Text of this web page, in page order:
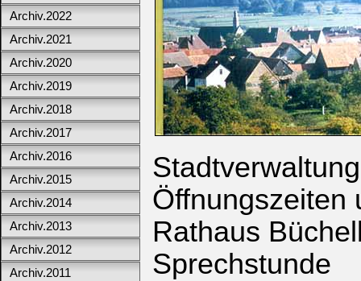
Archiv.2022
Archiv.2021
Archiv.2020
Archiv.2019
Archiv.2018
Archiv.2017
Archiv.2016
Archiv.2015
Archiv.2014
Archiv.2013
Archiv.2012
Archiv.2011
Öffnungszeiten
Rathaus
Sprechstunde